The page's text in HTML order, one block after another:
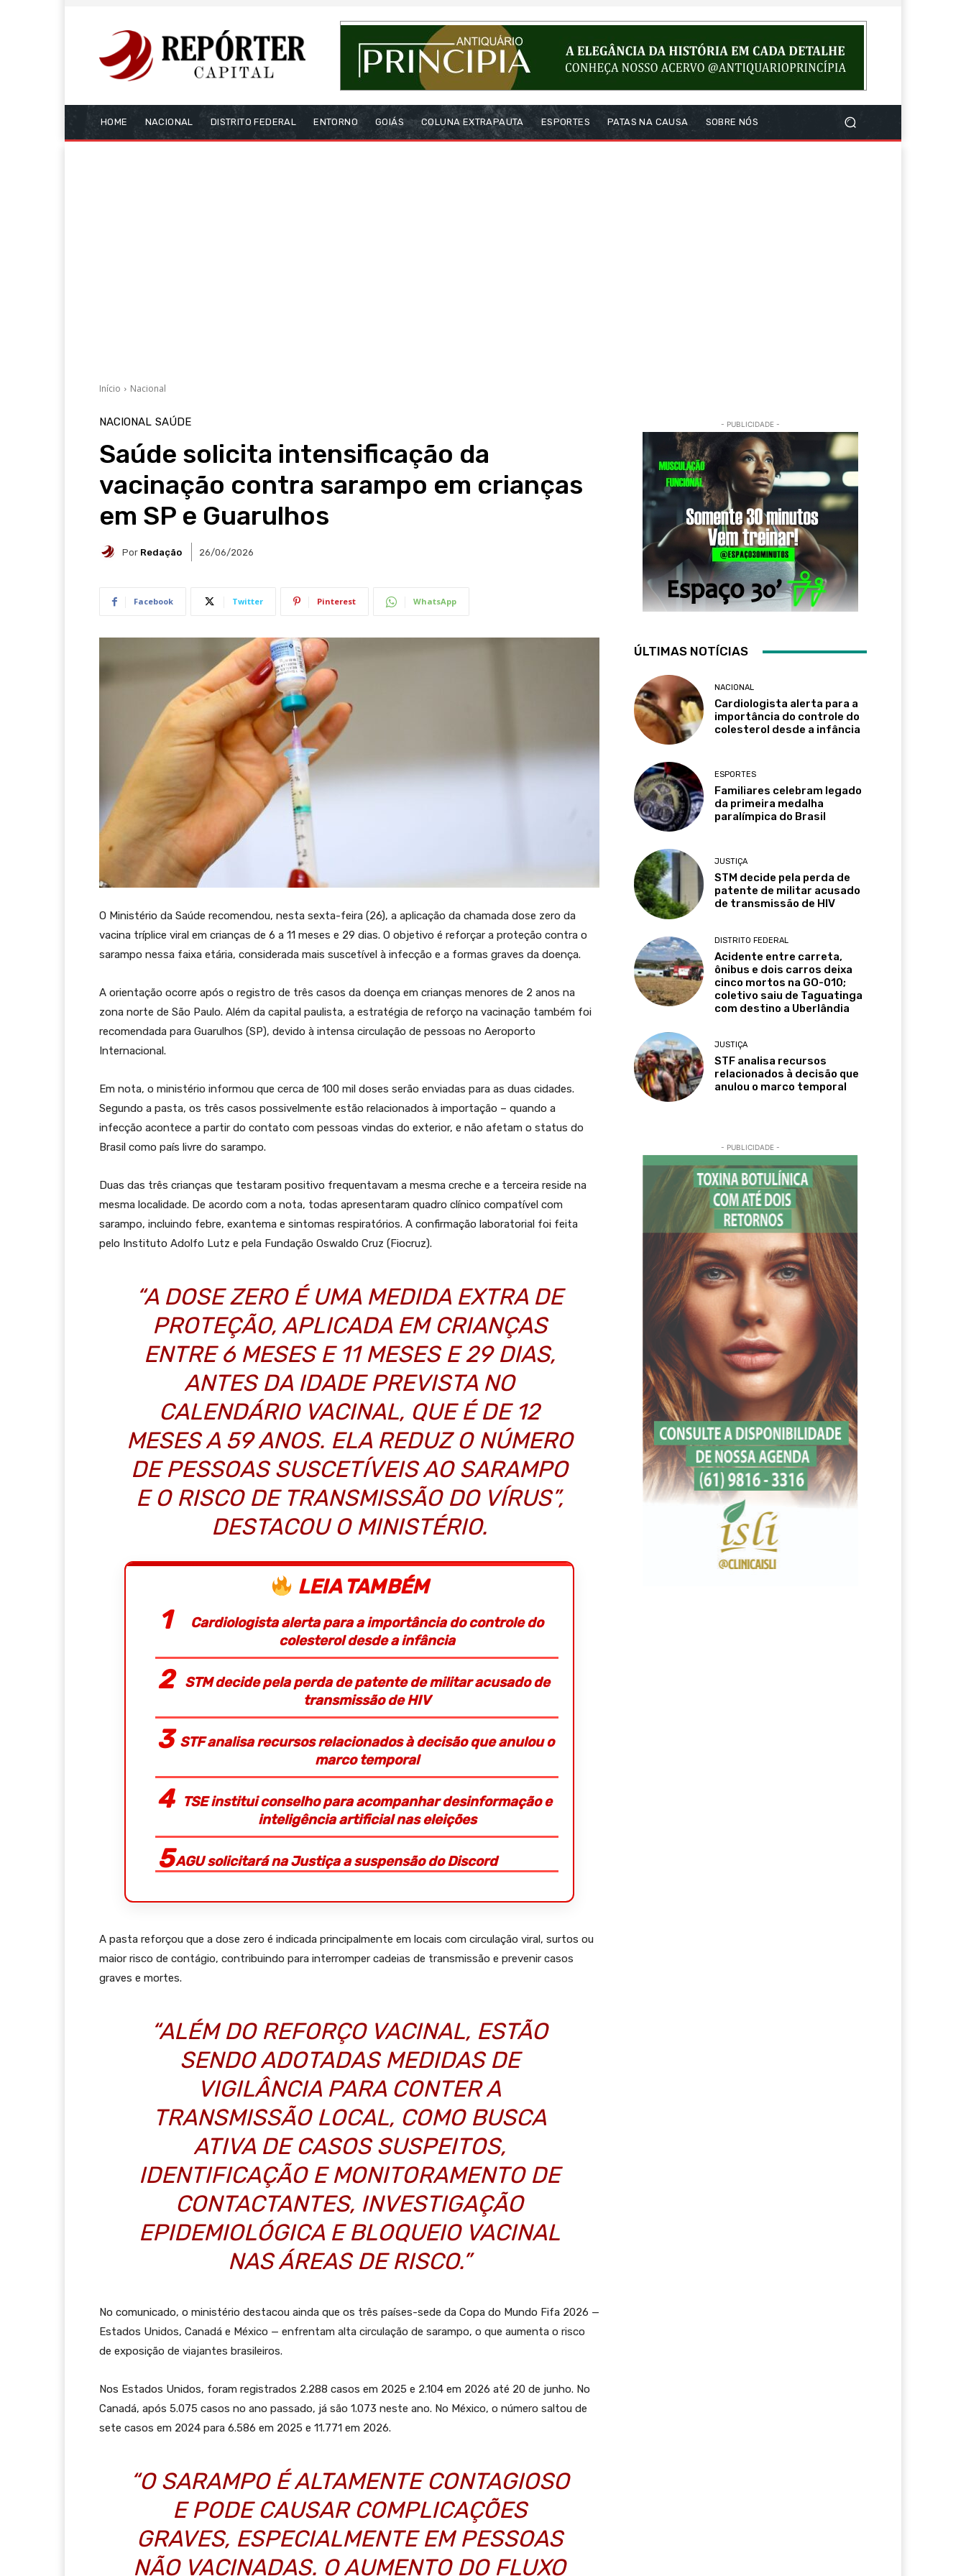
HOME NACIONAL DISTRITO FEDERAL ENTORNO GOIÁS COLUNA EXTRAPAUTA ESPORTES PATAS NA CAUSA SOBRE NÓS
Início Nacional
NACIONAL SAÚDE
Saúde solicita intensificação da
vacinação contra sarampo em crianças
em SP e Guarulhos
Por Redação 26/06/2026
Facebook Twitter Pinterest WhatsApp
O Ministério da Saúde recomendou, nesta sexta-feira (26), a aplicação da chamada dose zero da
vacina tríplice viral em crianças de 6 a 11 meses e 29 dias. O objetivo é reforçar a proteção contra o
sarampo nessa faixa etária, considerada mais suscetível à infecção e a formas graves da doença.
A orientação ocorre após o registro de três casos da doença em crianças menores de 2 anos na
zona norte de São Paulo. Além da capital paulista, a estratégia de reforço na vacinação também foi
recomendada para Guarulhos (SP), devido à intensa circulação de pessoas no Aeroporto
Internacional.
Em nota, o ministério informou que cerca de 100 mil doses serão enviadas para as duas cidades.
Segundo a pasta, os três casos possivelmente estão relacionados à importação – quando a
infecção acontece a partir do contato com pessoas vindas do exterior, e não afetam o status do
Brasil como país livre do sarampo.
Duas das três crianças que testaram positivo frequentavam a mesma creche e a terceira reside na
mesma localidade. De acordo com a nota, todas apresentaram quadro clínico compatível com
sarampo, incluindo febre, exantema e sintomas respiratórios. A confirmação laboratorial foi feita
pelo Instituto Adolfo Lutz e pela Fundação Oswaldo Cruz (Fiocruz).
“A DOSE ZERO É UMA MEDIDA EXTRA DE
PROTEÇÃO, APLICADA EM CRIANÇAS
ENTRE 6 MESES E 11 MESES E 29 DIAS,
ANTES DA IDADE PREVISTA NO
CALENDÁRIO VACINAL, QUE É DE 12
MESES A 59 ANOS. ELA REDUZ O NÚMERO
DE PESSOAS SUSCETÍVEIS AO SARAMPO
E O RISCO DE TRANSMISSÃO DO VÍRUS”,
DESTACOU O MINISTÉRIO.
LEIA TAMBÉM
Cardiologista alerta para a importância do controle do
colesterol desde a infância
STM decide pela perda de patente de militar acusado de
transmissão de HIV
STF analisa recursos relacionados à decisão que anulou o
marco temporal
TSE institui conselho para acompanhar desinformação e
inteligência artificial nas eleições
AGU solicitará na Justiça a suspensão do Discord
A pasta reforçou que a dose zero é indicada principalmente em locais com circulação viral, surtos ou
maior risco de contágio, contribuindo para interromper cadeias de transmissão e prevenir casos
graves e mortes.
“ALÉM DO REFORÇO VACINAL, ESTÃO
SENDO ADOTADAS MEDIDAS DE
VIGILÂNCIA PARA CONTER A
TRANSMISSÃO LOCAL, COMO BUSCA
ATIVA DE CASOS SUSPEITOS,
IDENTIFICAÇÃO E MONITORAMENTO DE
CONTACTANTES, INVESTIGAÇÃO
EPIDEMIOLÓGICA E BLOQUEIO VACINAL
NAS ÁREAS DE RISCO.”
No comunicado, o ministério destacou ainda que os três países-sede da Copa do Mundo Fifa 2026 —
Estados Unidos, Canadá e México — enfrentam alta circulação de sarampo, o que aumenta o risco
de exposição de viajantes brasileiros.
Nos Estados Unidos, foram registrados 2.288 casos em 2025 e 2.104 em 2026 até 20 de junho. No
Canadá, após 5.075 casos no ano passado, já são 1.073 neste ano. No México, o número saltou de
sete casos em 2024 para 6.586 em 2025 e 11.771 em 2026.
“O SARAMPO É ALTAMENTE CONTAGIOSO
E PODE CAUSAR COMPLICAÇÕES
GRAVES, ESPECIALMENTE EM PESSOAS
NÃO VACINADAS. O AUMENTO DO FLUXO
- PUBLICIDADE -
ÚLTIMAS NOTÍCIAS
NACIONAL
Cardiologista alerta para a
importância do controle do
colesterol desde a infância
ESPORTES
Familiares celebram legado
da primeira medalha
paralímpica do Brasil
JUSTIÇA
STM decide pela perda de
patente de militar acusado
de transmissão de HIV
DISTRITO FEDERAL
Acidente entre carreta,
ônibus e dois carros deixa
cinco mortos na GO-010;
coletivo saiu de Taguatinga
com destino a Uberlândia
JUSTIÇA
STF analisa recursos
relacionados à decisão que
anulou o marco temporal
- PUBLICIDADE -